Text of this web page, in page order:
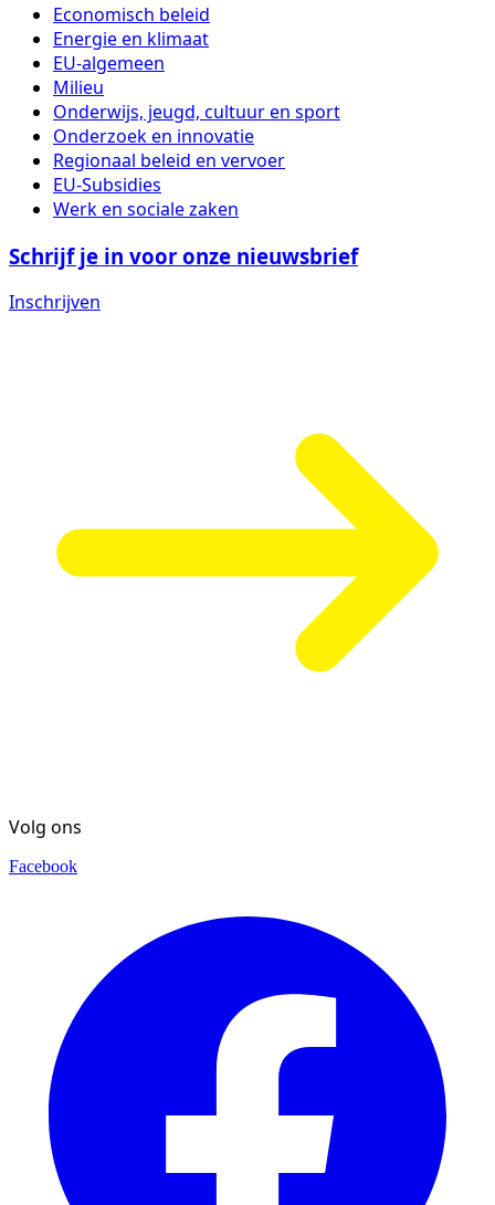
Economisch beleid
Energie en klimaat
EU-algemeen
Milieu
Onderwijs, jeugd, cultuur en sport
Onderzoek en innovatie
Regionaal beleid en vervoer
EU-Subsidies
Werk en sociale zaken
Schrijf je in voor onze nieuwsbrief
Inschrijven
Volg ons
Facebook